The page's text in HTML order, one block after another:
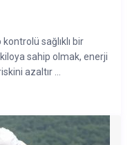
sağlıklı bir
sahip olmak, enerji
azaltır ...